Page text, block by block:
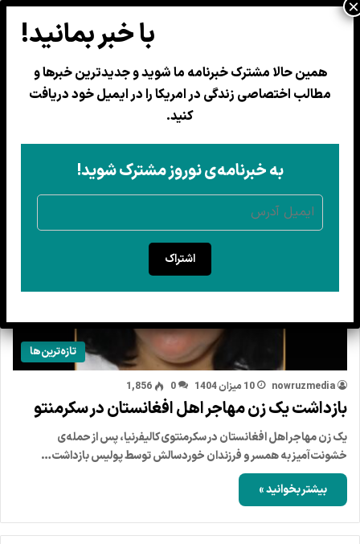
مهاجران افغان در امریکا
تازه‌ترین‌ها
nowruzmedia 10 میزان 1404 0
1,856
بازداشت یک زن مهاجر اهل افغانستان در سکرمنتو
یک زن مهاجر اهل افغانستان در سکرمنتوی کالیفرنیا، پس از حمله‌ی
خشونت‌آمیز به همسر و فرزندان خوردسالش توسط پولیس بازداشت…
بیشتر بخوانید »
همین حالا مشترک خبرنامه ما شوید و جدیدترین خبرها و
مطالب اختصاصی زندگی در امریکا را در ایمیل خود دریافت
کنید.
به خبرنامه‌ی نوروز مشترک شوید!
اشتراک